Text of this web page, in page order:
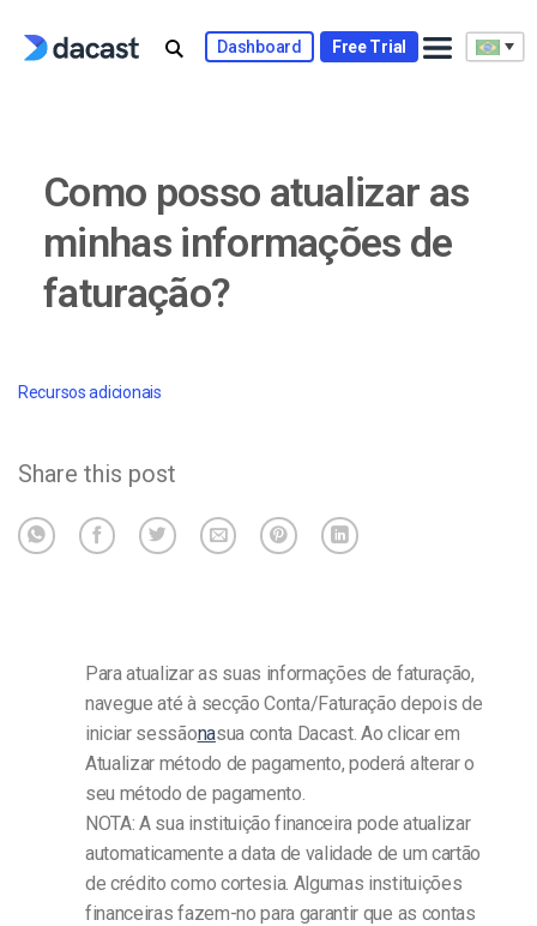
Dashboard Free Trial
Como posso atualizar as
minhas informações de
faturação?
Recursos adicionais
Share this post
Para atualizar as suas informações de faturação,
navegue até à secção Conta/Faturação depois de
iniciar sessãonasua conta Dacast. Ao clicar em
Atualizar método de pagamento, poderá alterar o
seu método de pagamento.
NOTA: A sua instituição financeira pode atualizar
automaticamente a data de validade de um cartão
de crédito como cortesia. Algumas instituições
financeiras fazem-no para garantir que as contas